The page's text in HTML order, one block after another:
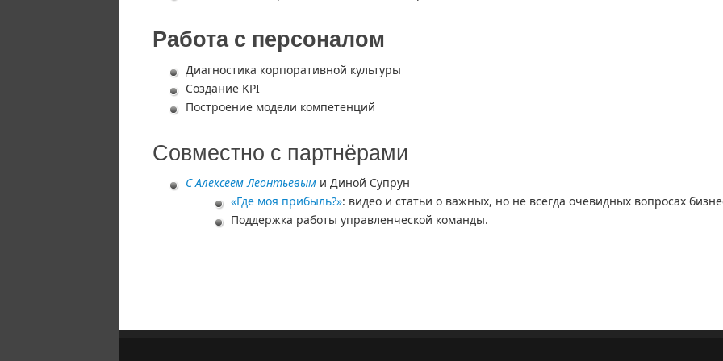
Работа с персоналом
Диагностика корпоративной культуры
Создание KPI
Построение модели компетенций
Совместно с партнёрами
С Алексеем Леонтьевым и Диной Супрун
«Где моя прибыль?»: видео и статьи о важных, но не всегда очевидных вопросах
Поддержка работы управленческой команды.